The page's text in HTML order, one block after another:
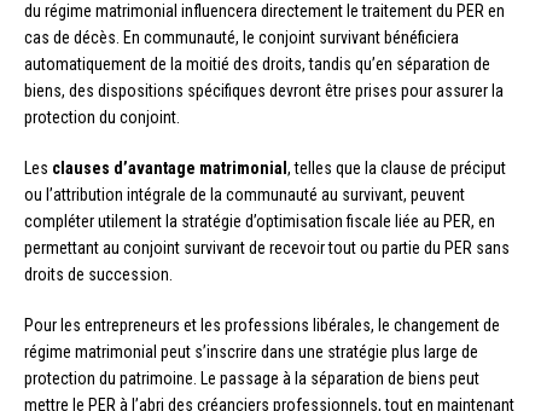
du régime matrimonial influencera directement le traitement du PER en
cas de décès. En communauté, le conjoint survivant bénéficiera
automatiquement de la moitié des droits, tandis qu’en séparation de
biens, des dispositions spécifiques devront être prises pour assurer la
protection du conjoint.
Les clauses d’avantage matrimonial , telles que la clause de préciput
ou l’attribution intégrale de la communauté au survivant, peuvent
compléter utilement la stratégie d’optimisation fiscale liée au PER, en
permettant au conjoint survivant de recevoir tout ou partie du PER sans
droits de succession.
Pour les entrepreneurs et les professions libérales, le changement de
régime matrimonial peut s’inscrire dans une stratégie plus large de
protection du patrimoine. Le passage à la séparation de biens peut
mettre le PER à l’abri des créanciers professionnels, tout en maintenant